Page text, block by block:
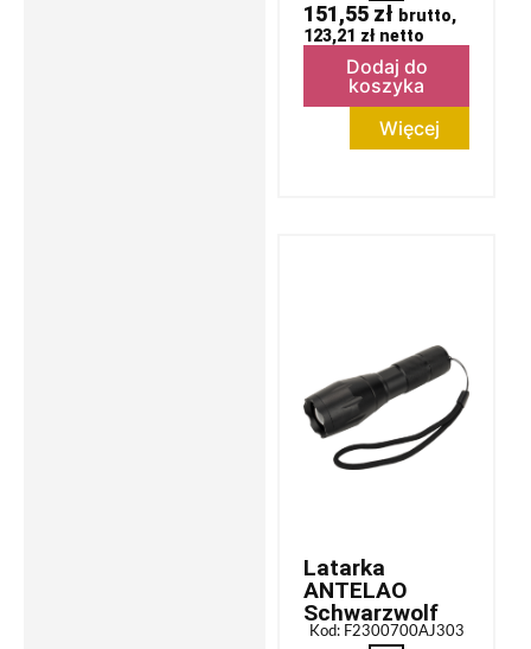
151,55 zł brutto,
123,21 złnetto
Dodaj do
koszyka
Więcej
Latarka
ANTELAO
Schwarzwolf
Kod: F2300700AJ303